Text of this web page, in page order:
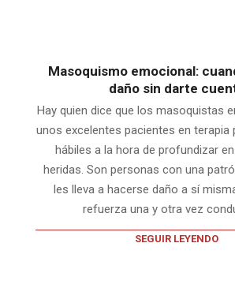
Masoquismo emocional:
daño sin darte
Hay quien dice que los masoquistas
unos excelentes pacientes en terapia
hábiles a la hora de profundizar
heridas. Son personas con una
les lleva a hacerse daño a sí
refuerza una y otra vez
SEGUIR LEYENDO